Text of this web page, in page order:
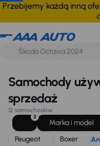
Przebijemy każdą inną
Peugeot Boxer
Samochody
sprzedaż
12 samochodów
2
Marka i model
Peugeot
Boxer